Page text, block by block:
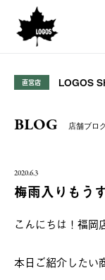
直営店 LOGOS
BLOG 店舗ブロ
2020.6.3
梅雨入りもう
こんにちは！福
本日ご紹介したい